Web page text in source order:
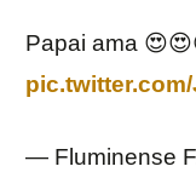
Papai ama
— Fluminense